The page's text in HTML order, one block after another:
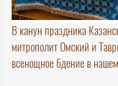
В канун праздника
митрополит Омский и
всенощное бдение в